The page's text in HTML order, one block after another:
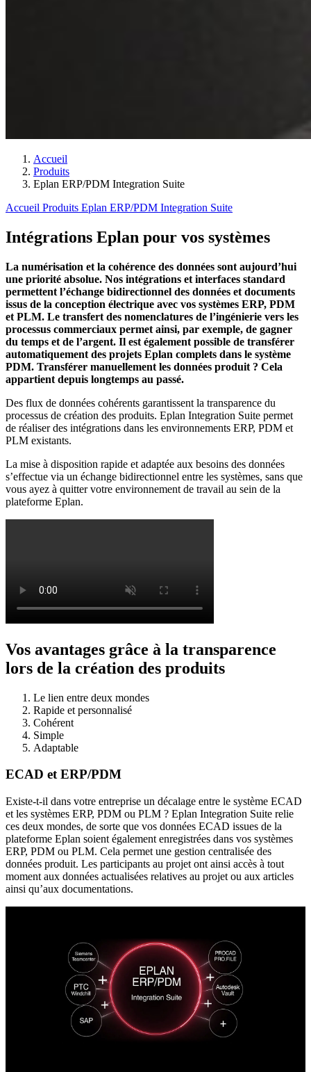
Accueil
Produits
Eplan ERP/PDM Integration Suite
Accueil Produits Eplan ERP/PDM Integration Suite
Intégrations Eplan pour vos systèmes
La numérisation et la cohérence des données sont aujourd’hui
une priorité absolue. Nos intégrations et interfaces standard
permettent l’échange bidirectionnel des données et documents
issus de la conception électrique avec vos systèmes ERP, PDM
et PLM. Le transfert des nomenclatures de l’ingénierie vers les
processus commerciaux permet ainsi, par exemple, de gagner
du temps et de l’argent. Il est également possible de transférer
automatiquement des projets Eplan complets dans le système
PDM. Transférer manuellement les données produit ? Cela
appartient depuis longtemps au passé.
Des flux de données cohérents garantissent la transparence du
processus de création des produits. Eplan Integration Suite permet
de réaliser des intégrations dans les environnements ERP, PDM et
PLM existants.
La mise à disposition rapide et adaptée aux besoins des données
s’effectue via un échange bidirectionnel entre les systèmes, sans que
vous ayez à quitter votre environnement de travail au sein de la
plateforme Eplan.
Vos avantages grâce à la transparence
lors de la création des produits
Le lien entre deux mondes
Rapide et personnalisé
Cohérent
Simple
Adaptable
ECAD et ERP/PDM
Existe-t-il dans votre entreprise un décalage entre le système ECAD
et les systèmes ERP, PDM ou PLM ? Eplan Integration Suite relie
ces deux mondes, de sorte que vos données ECAD issues de la
plateforme Eplan soient également enregistrées dans vos systèmes
ERP, PDM ou PLM. Cela permet une gestion centralisée des
données produit. Les participants au projet ont ainsi accès à tout
moment aux données actualisées relatives au projet ou aux articles
ainsi qu’aux documentations.